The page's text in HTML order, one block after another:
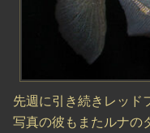
先週に引き続きレッド
写真の彼もまたルナの